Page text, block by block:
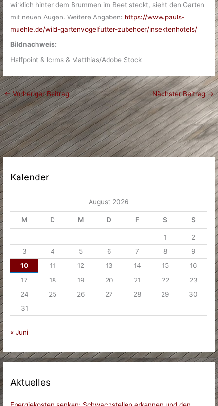
wirklich hinter dem Brummen im Beet steckt, sieht den Garten
mit neuen Augen. Weitere Angaben: https://www.pauls-
muehle.de/wild-gartenvogelfutter-zubehoer/insektenhotels/
Bildnachweis:
Halfpoint & lcrms & Matthias/Adobe Stock
←Vorheriger Beitrag Nächster Beitrag→
Kalender
August 2026
M D M D F S S
1
2
3
4 5 6 7 8
9
10
11 12 13 14 15
16
17
18 19 20 21 22
23
24
25 26 27 28 29
30
31
« Juni
Aktuelles